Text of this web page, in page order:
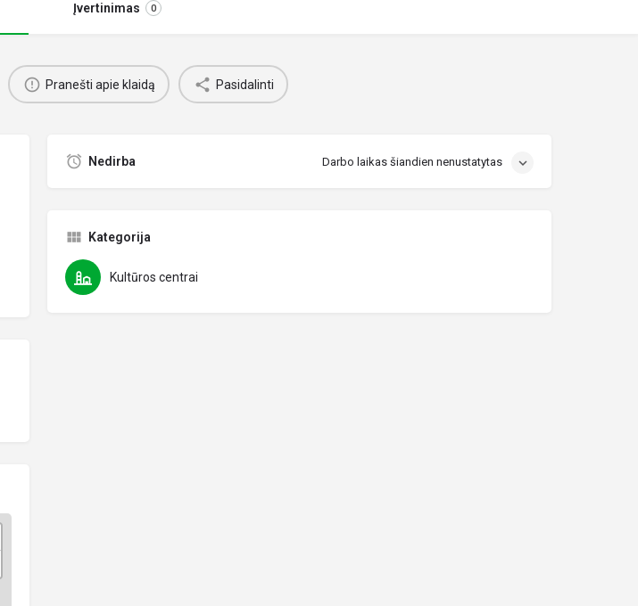
Įvertinimas 0
Pranešti apie klaidą Pasidalinti
Nedirba Darbo laikas šiandien nenustatytas
Kategorija
Kultūros centrai